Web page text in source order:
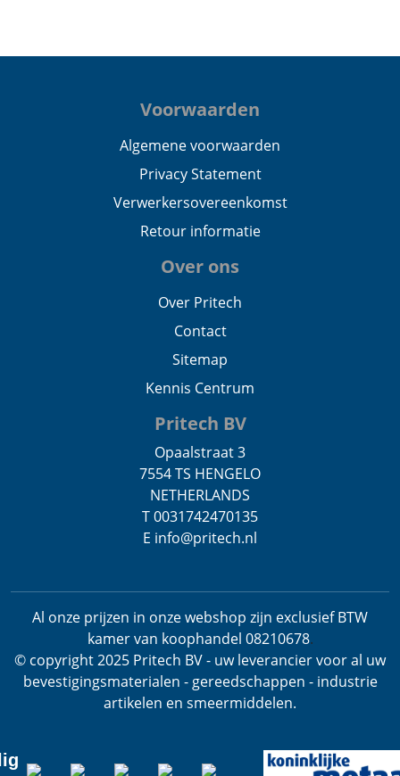
Voorwaarden
Algemene voorwaarden
Privacy Statement
Verwerkersovereenkomst
Retour informatie
Over ons
Over Pritech
Contact
Sitemap
Kennis Centrum
Pritech BV
Opaalstraat 3
7554 TS HENGELO
NETHERLANDS
T 0031742470135
E info@pritech.nl
Al onze prijzen in onze webshop zijn exclusief BTW
kamer van koophandel 08210678.
© copyright 2025 Pritech BV - uw leverancier voor al uw
bevestigingsmaterialen - gereedschappen - industrie
artikelen en smeermiddelen.